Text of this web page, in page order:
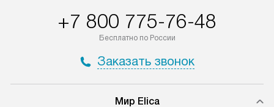
+7 800 775-76-48
Бесплатно по России
Заказать звонок
Мир Elica